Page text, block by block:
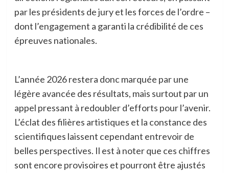
par les présidents de jury et les forces de l’ordre –
dont l’engagement a garanti la crédibilité de ces
épreuves nationales.
L’année 2026 restera donc marquée par une
légère avancée des résultats, mais surtout par un
appel pressant à redoubler d’efforts pour l’avenir.
L’éclat des filières artistiques et la constance des
scientifiques laissent cependant entrevoir de
belles perspectives. Il est à noter que ces chiffres
sont encore provisoires et pourront être ajustés